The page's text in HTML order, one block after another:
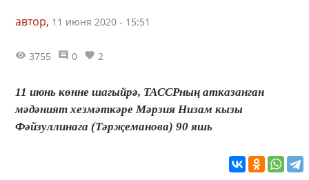
автор, 11 июня 2020 - 15:51
3755 0 2
11 июнь көнне шагыйрә, ТАССРның атказанган
мәдәният хезмәткәре Мәрзия Низам кызы
Фәйзуллинага (Тәрҗеманова) 90 яшь